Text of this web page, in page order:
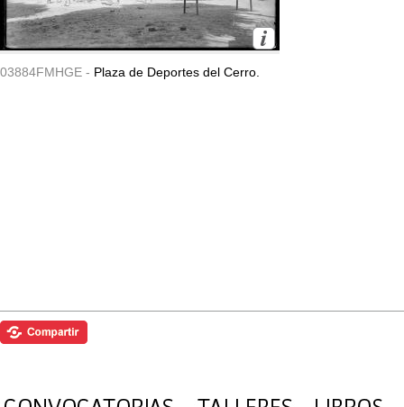
03884FMHGE - Plaza de Deportes del Cerro.